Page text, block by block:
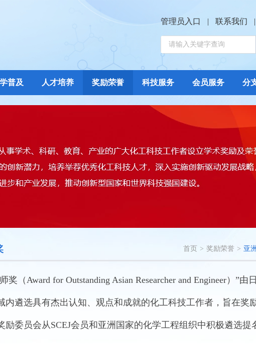
管理员入口 | 联系我们 |
普及 人才培养 奖励荣誉 科技服务 会员服务 分
首页 > 奖励荣誉 >
（Award for Outstanding Asian Researcher and Engineer）”由
内遴选具有杰出认知、观点和成就的化工科技工作者，旨在奖
励委员会从SCEJ会员和亚洲国家的化学工程组织中积极遴选提